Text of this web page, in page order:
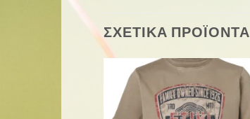
ΣΧΕΤΙΚΑ ΠΡΟΪΟΝΤΑ